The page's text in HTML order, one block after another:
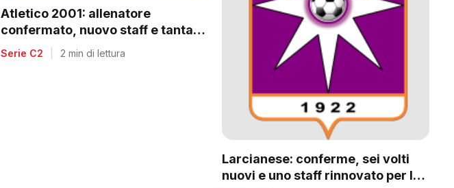
Atletico 2001: allenatore
confermato, nuovo staff e tanta
voglia di riscatto dopo la
retrocessione
Serie C2 2 min di lettura
Larcianese: conferme, sei volti
nuovi e uno staff rinnovato per la